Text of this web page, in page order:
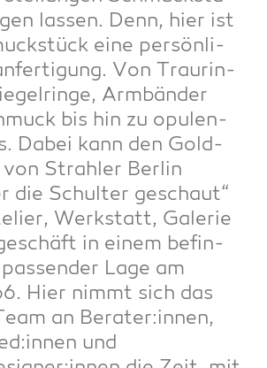
las­sen. Denn, hier ist
eine per­sön­li­
Von Trau­rin­
Arm­bän­der
bis hin zu opu­len­
Dabei kann den Gold­
von Strah­ler Ber­lin
die Schul­ter geschaut“
Werk­statt, Gale­rie
in einem befin­
Lage am
Hier nimmt sich das
an Berater:innen,
und